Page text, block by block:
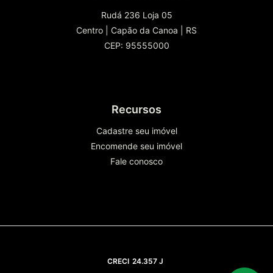
Rudá 236 Loja 05
Centro
Capão da Canoa
RS
CEP: 95555000
Recursos
Cadastre seu imóvel
Encomende seu imóvel
Fale conosco
CRECI 24.357 J